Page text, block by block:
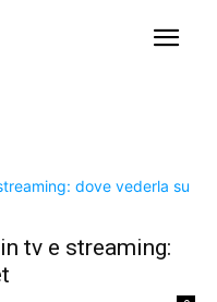
tv e streaming: